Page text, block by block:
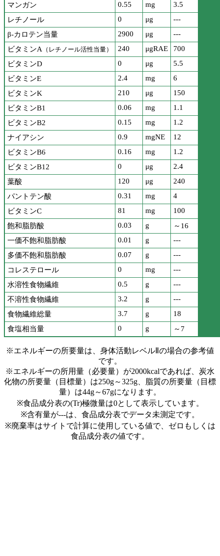
マンガン
0.55 mg
3.5
レチノール
0 μg
---
β-カロテン当量
2900 μg
---
ビタミンA （レチノール活性当量） 240 μgRAE
700
ビタミンD
0 μg
5.5
ビタミンE
2.4 mg
6
ビタミンK
210 μg
150
ビタミンB1
0.06 mg
1.1
ビタミンB2
0.15 mg
1.2
ナイアシン
0.9 mgNE
12
ビタミンB6
0.16 mg
1.2
ビタミンB12
0 μg
2.4
葉酸
120 μg
240
パントテン酸
0.31 mg
4
ビタミンC
81 mg
100
飽和脂肪酸
0.03 g
～16
一価不飽和脂肪酸
0.01 g
---
多価不飽和脂肪酸
0.07 g
---
コレステロール
0 mg
---
水溶性食物繊維
0.5 g
---
不溶性食物繊維
3.2 g
---
食物繊維総量
3.7 g
18
食塩相当量
0 g ～7
※エネルギーの所要量は、身体活動レベルⅡの場合の参考値
です。
※エネルギーの所用量（必要量）が2000kcalであれば、炭水
化物の所要量（目標量）は250g～325g、脂質の所要量（目標
量）は44g～67gになります。
※食品成分表の(Tr)極微量は0として表示しています。
※含有量が---は、食品成分表でデータ未測定です。
※廃棄率はサイトで計算に使用している値で、ゼロもしくは
食品成分表の値です。